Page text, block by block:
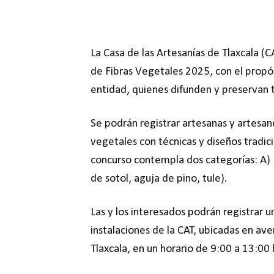
La Casa de las Artesanías de Tlaxcala
de Fibras Vegetales 2025, con el
entidad, quienes difunden y preservan
Se podrán registrar artesanas y
vegetales con técnicas y diseños
concurso contempla dos categorías:
de sotol, aguja de pino, tule).
Las y los interesados podrán registrar
instalaciones de la CAT, ubicadas en
Tlaxcala, en un horario de 9:00 a 13:00